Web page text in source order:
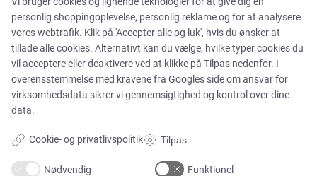
LØSNINGER
Brands
Produkter
personlig shoppingoplevelse, personlig reklame og for at analysere
vores webtrafik. Klik på 'Accepter alle og luk', hvis du ønsker at
tillade alle cookies. Alternativt kan du vælge, hvilke typer cookies du
vil acceptere eller deaktivere ved at klikke på Tilpas nedenfor. I
overensstemmelse med kravene fra Googles side om ansvar for
virksomhedsdata sikrer vi gennemsigtighed og kontrol over dine
data.
Cookie- og privatlivspolitik Tilpas
Nødvendig
Funktionel